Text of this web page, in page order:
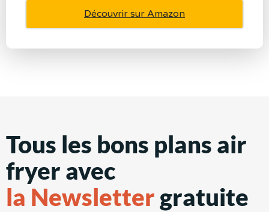
Découvrir sur Amazon
Tous les bons plans air
fryer avec
la Newsletter gratuite